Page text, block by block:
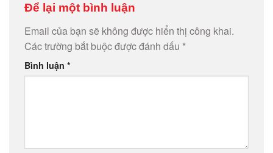
Để lại một bình luận
Email của bạn sẽ không được hiển thị công khai.
Các trường bắt buộc được đánh dấu *
Bình luận *